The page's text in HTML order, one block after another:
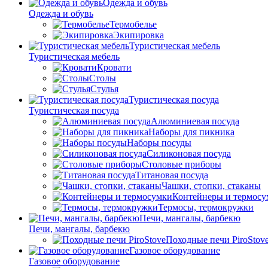
Одежда и обувь
Одежда и обувь
Термобелье
Экипировка
Туристическая мебель
Туристическая мебель
Кровати
Столы
Стулья
Туристическая посуда
Туристическая посуда
Алюминиевая посуда
Наборы для пикника
Наборы посуды
Силиконовая посуда
Столовые приборы
Титановая посуда
Чашки, стопки, стаканы
Контейнеры и
Термосы, термокружки
Печи, мангалы, барбекю
Печи, мангалы, барбекю
Походные печи
Газовое оборудование
Газовое оборудование